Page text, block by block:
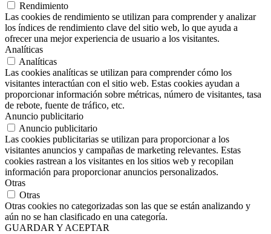
Rendimiento
Las cookies de rendimiento se utilizan para comprender y analizar
los índices de rendimiento clave del sitio web, lo que ayuda a
ofrecer una mejor experiencia de usuario a los visitantes.
Analíticas
Analíticas
Las cookies analíticas se utilizan para comprender cómo los
visitantes interactúan con el sitio web. Estas cookies ayudan a
proporcionar información sobre métricas, número de visitantes, tasa
de rebote, fuente de tráfico, etc.
Anuncio publicitario
Anuncio publicitario
Las cookies publicitarias se utilizan para proporcionar a los
visitantes anuncios y campañas de marketing relevantes. Estas
cookies rastrean a los visitantes en los sitios web y recopilan
información para proporcionar anuncios personalizados.
Otras
Otras
Otras cookies no categorizadas son las que se están analizando y
aún no se han clasificado en una categoría.
GUARDAR Y ACEPTAR